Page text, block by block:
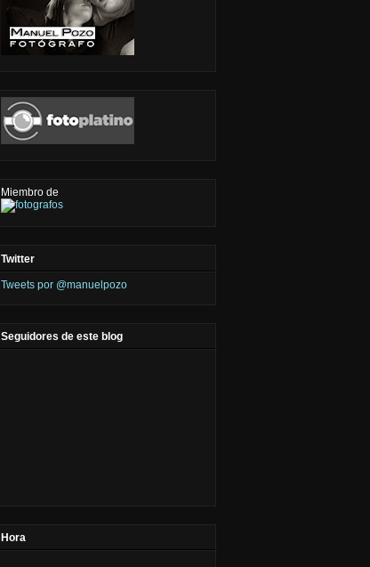
Miembro de
Twitter
Tweets por @manuelpozo
Seguidores de este blog
Hora